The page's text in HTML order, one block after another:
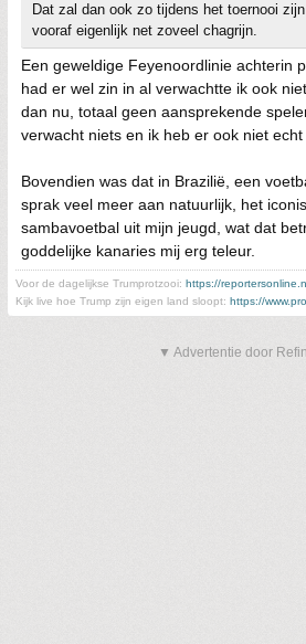
Dat zal dan ook zo tijdens het toernooi
vooraf eigenlijk net zoveel chagrijn.
Een geweldige Feyenoordlinie achterin
had er wel zin in al verwachtte ik ook
dan nu, totaal geen aansprekende
verwacht niets en ik heb er ook niet echt
Bovendien was dat in Brazilië, een
sprak veel meer aan natuurlijk, het
sambavoetbal uit mijn jeugd, wat dat
goddelijke kanaries mij erg teleur.
Voor de dagelijkse Trumprotzooi: https://
Kijk live hoe Trump zijn eigen land sloopt: https://
▼ Advertentie door